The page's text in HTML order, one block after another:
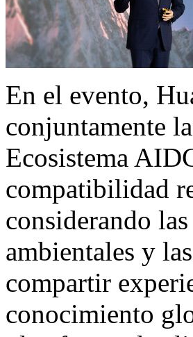
En el evento,
conjuntamente
Ecosistema
compatibilidad
considerando
ambientales y
compartir
conocimiento